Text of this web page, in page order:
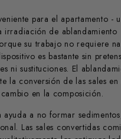
para el apartamento -
irradiación de ablandamiento
su trabajo no requiere
es bastante sin
ni sustituciones. El
la conversión de las sales
en la composición.
a no formar
Las sales convertidas